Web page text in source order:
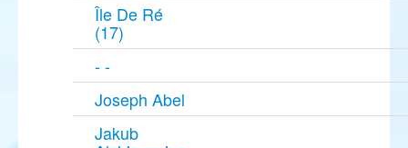
Île De Ré
(17)
- -
Joseph Abel
Jakub